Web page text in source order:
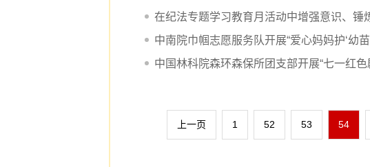
在纪法专题学习教育月活动中增强意识、
中南院巾帼志愿服务队开展“爱心妈妈护‘幼
中国林科院森环森保所团支部开展“七一红
上一页 1 52 53 54